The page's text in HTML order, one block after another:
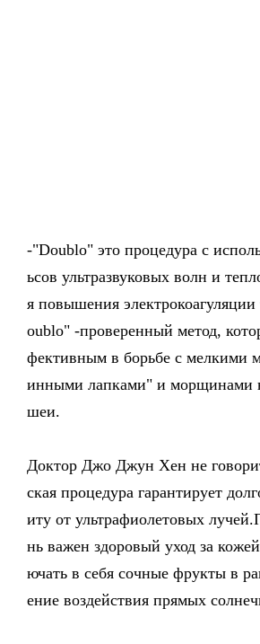
-"Doublo" это процедура с
ьсов ультразвуковых волн и
я повышения
oublo" -проверенный метод,
фективным в борьбе с мелкими
инными лапками" и морщинами
шеи.
Доктор Джо Джун Хен не
ская процедура гарантирует
иту от ультрафиолетовых
нь важен здоровый уход за
ючать в себя сочные фрукты в
ение воздействия прямых